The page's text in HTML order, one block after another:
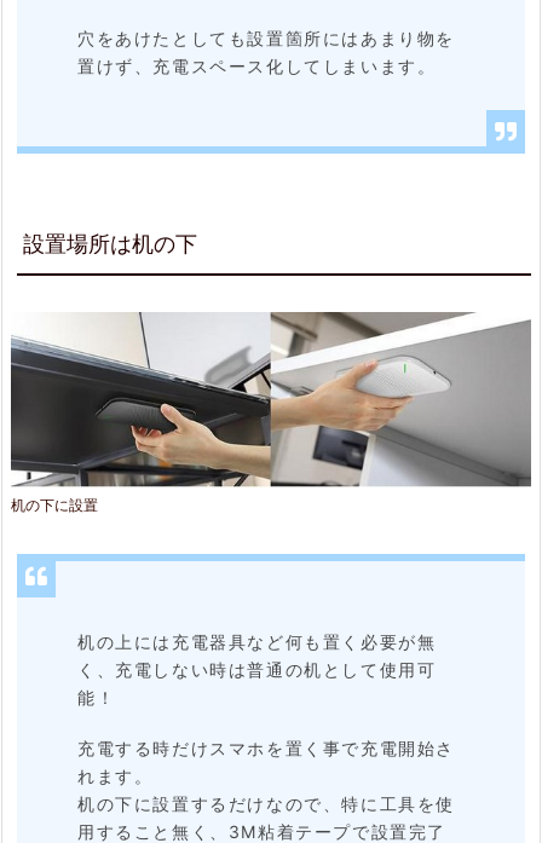
4.
対
3.
め
穴をあけたとしても設置箇所にはあまり物を
置けず、充電スペース化してしまいます。
設置場所は机の下
机の下に設置
机の上には充電器具など何も置く必要が無
く、充電しない時は普通の机として使用可
能！
充電する時だけスマホを置く事で充電開始さ
れます。
机の下に設置するだけなので、特に工具を使
用すること無く、3M粘着テープで設置完了